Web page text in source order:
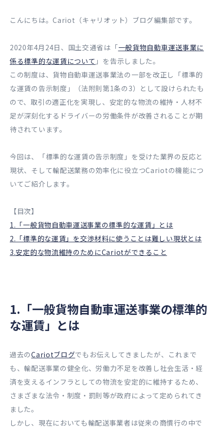
こんにちは。Cariot（キャリオット）ブログ編集部です。
2020年4月24日、国土交通省は「一般貨物自動車運送事業に
係る標準的な運賃について 」を告示しました。
この制度は、貨物自動車運送事業法の一部を改正し「標準的
な運賃の告示制度」（法附則第1条の3）として設けられたも
ので、取引の適正化を実現し、安定的な物流の維持・人材不
足が深刻化するドライバーの労働条件が改善されることが期
待されています。
今回は、「標準的な運賃の告示制度」を受けた業界の反応と
現状、そして輸配送業務の効率化に役立つCariotの機能につ
いてご紹介します。
【目次】
1.「一般貨物自動車運送事業の標準的な運賃」とは
2.「標準的な運賃」を交渉材料に使うことは難しい現状とは
3.安定的な物流維持のためにCariotができること
1.「一般貨物自動車運送事業の標準的
な運賃」とは
過去のCariotブログでもお伝えしてきましたが、これまで
も、輸配送事業の健全化、労働力不足を改善し社会生活・経
済を支えるインフラとしての物流を安定的に維持するため、
さまざまな法令・制度・罰則等が政府によって定められてき
ました。
しかし、現在においても輸配送事業者は従来の商慣行の中で